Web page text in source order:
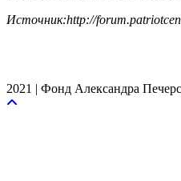
Источник:http://
2021 | Фонд Александра